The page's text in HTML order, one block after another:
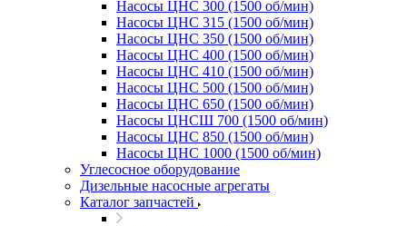
Насосы ЦНС 300 (1500 об/мин)
Насосы ЦНС 315 (1500 об/мин)
Насосы ЦНС 350 (1500 об/мин)
Насосы ЦНС 400 (1500 об/мин)
Насосы ЦНС 410 (1500 об/мин)
Насосы ЦНС 500 (1500 об/мин)
Насосы ЦНС 650 (1500 об/мин)
Насосы ЦНСШ 700 (1500 об/мин)
Насосы ЦНС 850 (1500 об/мин)
Насосы ЦНС 1000 (1500 об/мин)
Углесосное оборудование
Дизельные насосные агрегаты
Каталог запчастей